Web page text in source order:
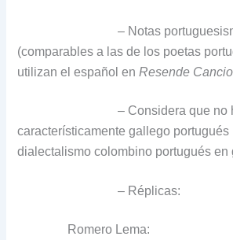
– Notas
(comparables a las de los poetas
utilizan el español enResende
– Considera que no
característicamente gallego portugués
dialectalismo colombino portugués en
– Réplicas:
Romero Lema: